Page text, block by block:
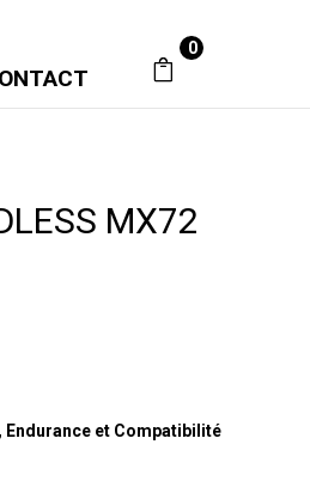
0
MX72
Endurance et Compatibilité